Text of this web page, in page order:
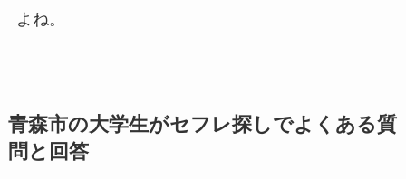
よね。
青森市の大学生がセフレ探しでよくある質
問と回答